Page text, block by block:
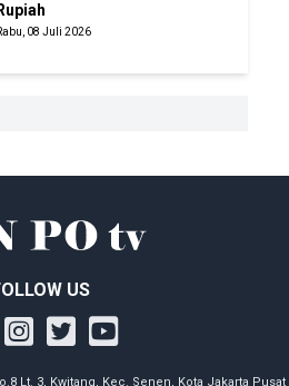
Rupiah
08 Juli 2026
US
Lt. 3, Kwitang, Kec. Senen, Kota Jakarta Pusat